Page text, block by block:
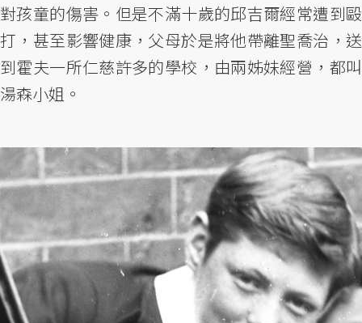
對孩童的傷害。但是不滿十歲的邱吉爾經常遭到毆
打，甚至影響健康，父母於是將他帶離聖喬治，送
到霍夫一所仁慈許多的學校，由兩姊妹經營，都叫
湯森小姐。